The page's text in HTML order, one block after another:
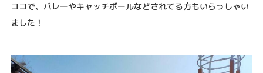
ココで、バレーやキャッチボールなどされてる方もいらっしゃい
ました！